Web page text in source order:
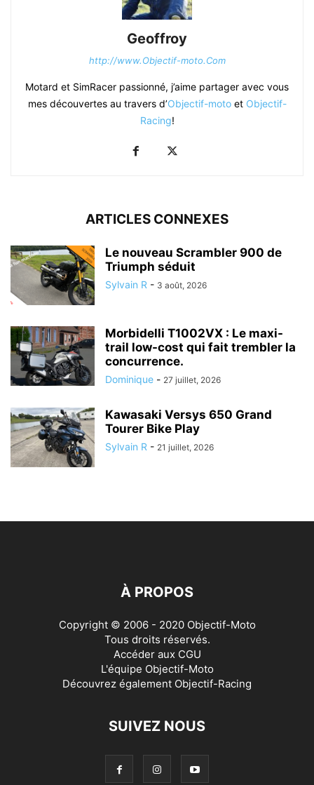
Geoffroy
http://www.Objectif-moto.Com
Motard et SimRacer passionné, j’aime partager avec vous
mes découvertes au travers d’Objectif-motoet Objectif-
Racing!
ARTICLES CONNEXES
Le nouveau Scrambler 900 de
Triumph séduit
Sylvain R - 3 août, 2026
Morbidelli T1002VX : Le maxi-
trail low-cost qui fait trembler la
concurrence.
Dominique - 27 juillet, 2026
Kawasaki Versys 650 Grand
Tourer Bike Play
Sylvain R - 21 juillet, 2026
À PROPOS
Copyright © 2006 - 2020 Objectif-Moto
Tous droits réservés.
Accéder aux CGU
L'équipe Objectif-Moto
Découvrez également Objectif-Racing
SUIVEZ NOUS